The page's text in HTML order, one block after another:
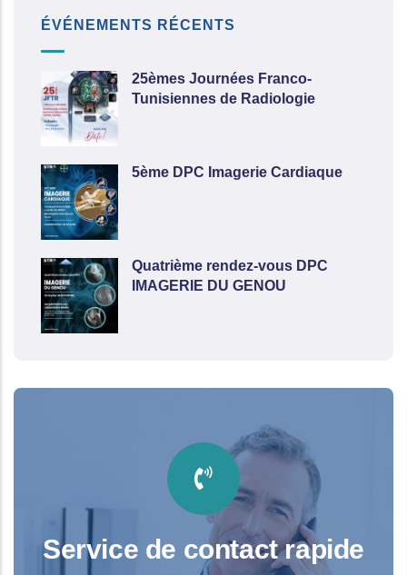
ÉVÉNEMENTS RÉCENTS
25èmes Journées Franco-
Tunisiennes de Radiologie
5ème DPC Imagerie Cardiaque
Quatrième rendez-vous DPC
IMAGERIE DU GENOU
Service de contact rapide